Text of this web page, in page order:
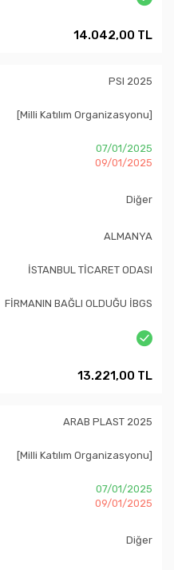
14.042,00 TL
PSI 2025
[Milli Katılım Organizasyonu]
07/01/2025
09/01/2025
Diğer
ALMANYA
İSTANBUL TİCARET ODASI
FİRMANIN BAĞLI OLDUĞU İBGS
13.221,00 TL
ARAB PLAST 2025
[Milli Katılım Organizasyonu]
07/01/2025
09/01/2025
Diğer